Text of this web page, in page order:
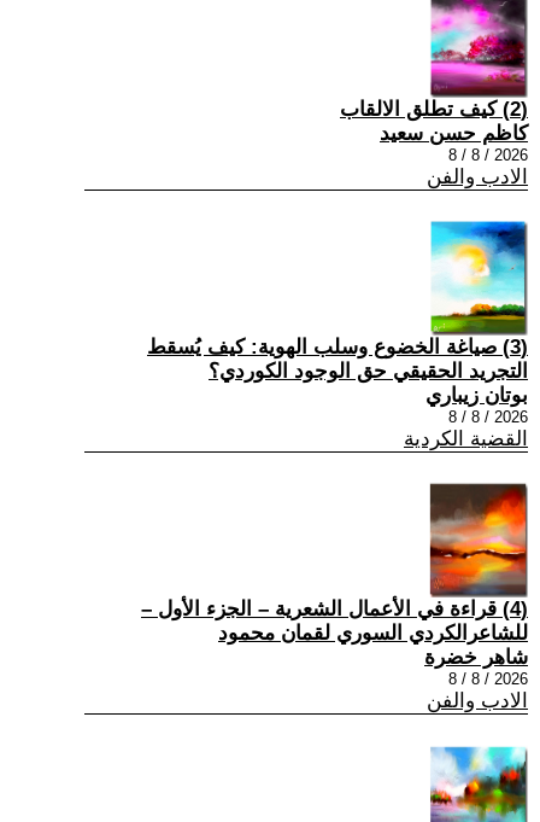
(2) كيف تطلق الالقاب
كاظم حسن سعيد
2026 / 8 / 8
الادب والفن
(3) صياغة الخضوع وسلب الهوية: كيف يُسقط
التجريد الحقيقي حق الوجود الكوردي؟
بوتان زيباري
2026 / 8 / 8
القضية الكردية
(4) قراءة في الأعمال الشعرية – الجزء الأول –
للشاعرالكردي السوري لقمان محمود
شاهر خضرة
2026 / 8 / 8
الادب والفن